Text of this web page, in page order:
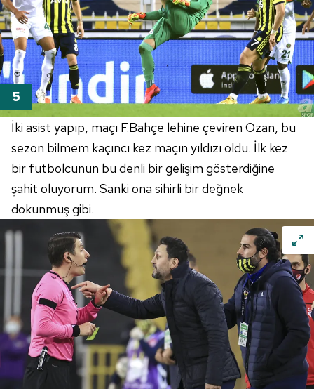
İki asist yapıp, maçı F.Bahçe lehine çeviren Ozan, bu
sezon bilmem kaçıncı kez maçın yıldızı oldu. İlk kez
bir futbolcunun bu denli bir gelişim gösterdiğine
şahit oluyorum. Sanki ona sihirli bir değnek
dokunmuş gibi.